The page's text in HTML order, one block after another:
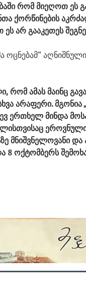
რომ მიეღოთ
ქორწინების
არ გააკეთეს
ოცნებამ“
რომ ამას მაინც
არაფერი. მგონია
ერთხელ მინდა
მნიშვნელოვანი
8 ოქტომბერს